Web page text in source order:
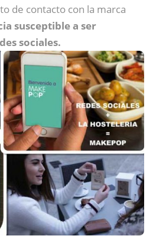
de contacto con la marca
susceptible a ser
sociales.